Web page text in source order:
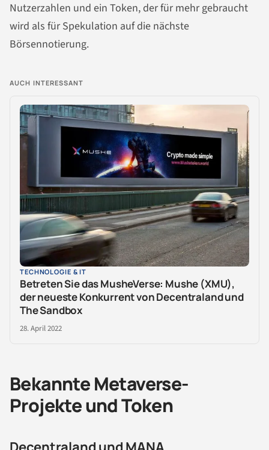
Nutzerzahlen und ein Token, der für mehr gebraucht
wird als für Spekulation auf die nächste
Börsennotierung.
AUCH INTERESSANT
TECHNOLOGIE & IT
Betreten Sie das MusheVerse: Mushe (XMU),
der neueste Konkurrent von Decentraland und
The Sandbox
28. April 2022
Bekannte Metaverse-
Projekte und Token